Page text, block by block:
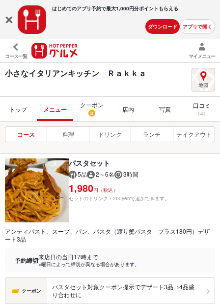
はじめてのアプリ予約で最大1,000円分ポイントもらえる
ダウンロード アプリで開く
コース一覧 マイメニュー
小さなイタリアンキッチン Ｒａｋｋａ
トップ メニュー
クーポン
3 店内 写真 口コミ
141
コース 料理 ドリンク ランチ テイクアウト
パスタセット
5品 2～6名 3時間
1,980円（税込）
セットのドリンク＋200yenで追加できます。
アンティパスト、スープ、パン、パスタ（渡り蟹パスタ プラス180円）デザ
ート3品
予約締切来店日の当日17時まで
※曜日によって締切が異なる場合があります。
クーポン
パスタセット対象クーポン提示でデザート3品→4品盛
り合わせに